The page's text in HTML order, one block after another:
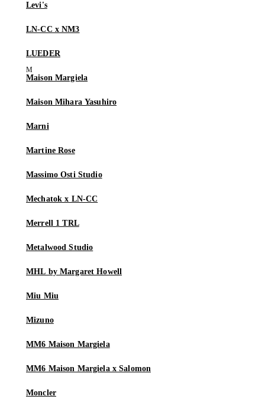
Levi's
LN-CC x NM3
LUEDER
Maison Margiela
Maison Mihara Yasuhiro
Marni
Martine Rose
Massimo Osti Studio
Mechatok x LN-CC
Merrell 1 TRL
Metalwood Studio
MHL by Margaret Howell
Miu Miu
Mizuno
MM6 Maison Margiela
MM6 Maison Margiela x Salomon
Moncler